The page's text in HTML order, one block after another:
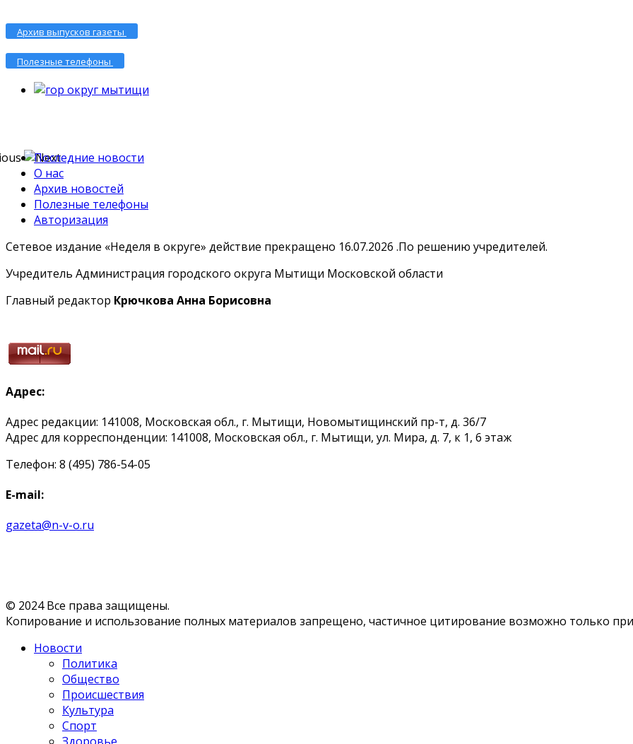
Архив выпусков газеты
Полезные телефоны
Последние новости
О нас
Архив новостей
Полезные телефоны
Авторизация
Сетевое издание «Неделя в округе» действие прекращено 16.07.2026 .По решению учредителей.
Учредитель Администрация городского округа Мытищи Московской области
Главный редактор Крючкова Анна Борисовна
Адрес:
Адрес редакции: 141008, Московская обл., г. Мытищи, Новомытищинский пр-т, д. 36/7
Адрес для корреспонденции: 141008, Московская обл., г. Мытищи, ул. Мира, д. 7, к 1, 6 этаж
Телефон: 8 (495) 786-54-05
E-mail:
gazeta@n-v-o.ru
© 2024 Все права защищены.
Копирование и использование полных материалов запрещено, частичное цитирование возможно только
Новости
Политика
Общество
Происшествия
Культура
Спорт